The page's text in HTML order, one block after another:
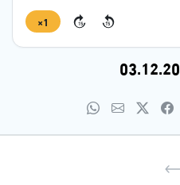
15
15
1×